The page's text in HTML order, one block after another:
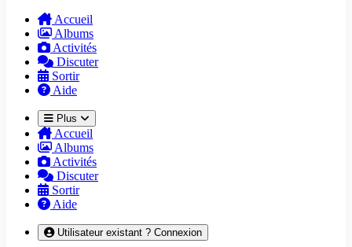
Accueil
Albums
Activités
Discuter
Sortir
Aide
Plus
Accueil
Albums
Activités
Discuter
Sortir
Aide
Utilisateur existant ? Connexion